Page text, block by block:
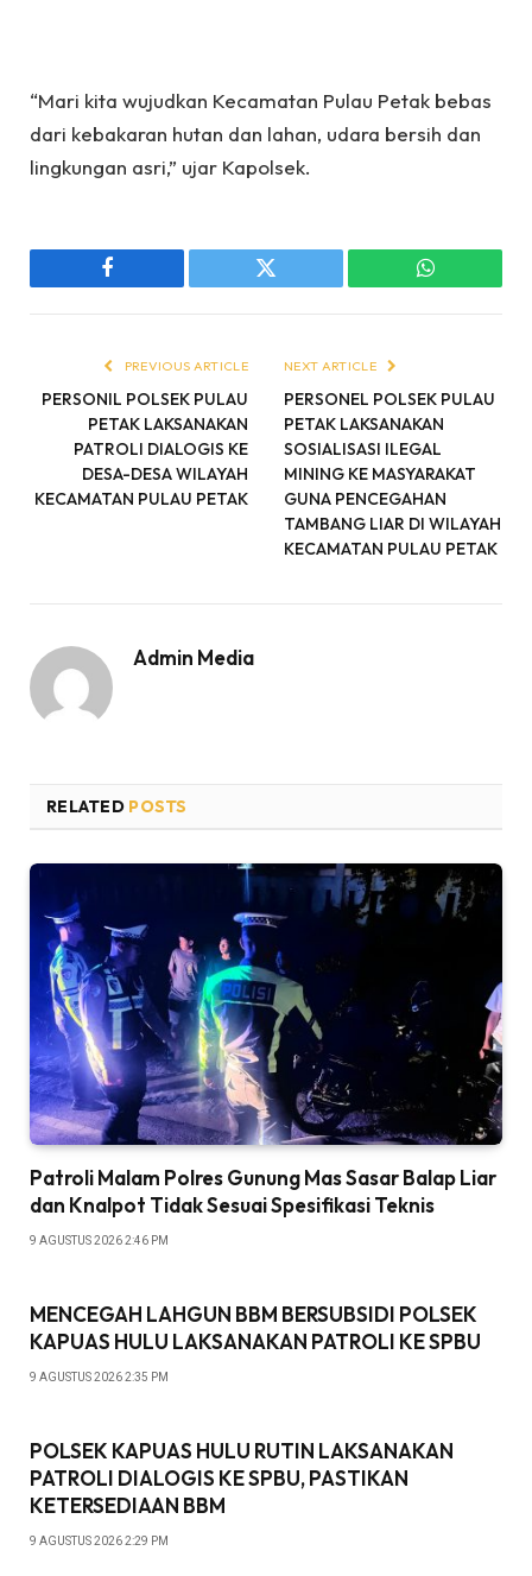
“Mari kita wujudkan Kecamatan Pulau Petak bebas
dari kebakaran hutan dan lahan, udara bersih dan
lingkungan asri,” ujar Kapolsek.
Facebook Twitter WhatsApp
PREVIOUS ARTICLE
PERSONIL POLSEK PULAU
PETAK LAKSANAKAN
PATROLI DIALOGIS KE
DESA-DESA WILAYAH
KECAMATAN PULAU PETAK
NEXT ARTICLE
PERSONEL POLSEK PULAU
PETAK LAKSANAKAN
SOSIALISASI ILEGAL
MINING KE MASYARAKAT
GUNA PENCEGAHAN
TAMBANG LIAR DI WILAYAH
KECAMATAN PULAU PETAK
Admin Media
RELATED POSTS
Patroli Malam Polres Gunung Mas Sasar Balap Liar
dan Knalpot Tidak Sesuai Spesifikasi Teknis
9 AGUSTUS 2026 2:46 PM
MENCEGAH LAHGUN BBM BERSUBSIDI POLSEK
KAPUAS HULU LAKSANAKAN PATROLI KE SPBU
9 AGUSTUS 2026 2:35 PM
POLSEK KAPUAS HULU RUTIN LAKSANAKAN
PATROLI DIALOGIS KE SPBU, PASTIKAN
KETERSEDIAAN BBM
9 AGUSTUS 2026 2:29 PM